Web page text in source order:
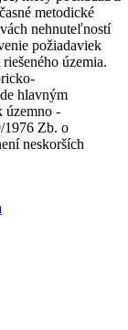
metodické
nehnuteľností
požiadaviek
územia.
hlavným
územno -
1976 Zb. o
neskorších